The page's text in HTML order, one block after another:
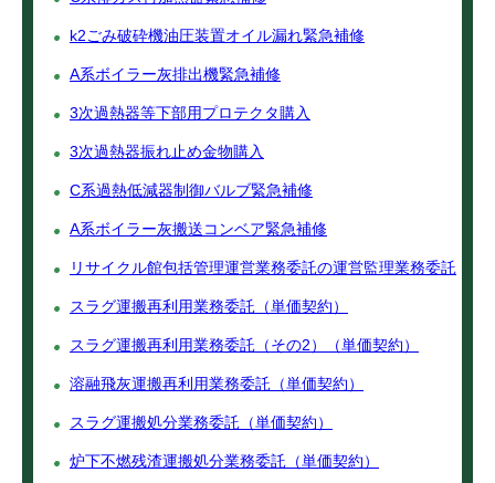
k2ごみ破砕機油圧装置オイル漏れ緊急補修
A系ボイラー灰排出機緊急補修
3次過熱器等下部用プロテクタ購入
3次過熱器振れ止め金物購入
C系過熱低減器制御バルブ緊急補修
A系ボイラー灰搬送コンベア緊急補修
リサイクル館包括管理運営業務委託の運営監理業務委託
スラグ運搬再利用業務委託（単価契約）
スラグ運搬再利用業務委託（その2）（単価契約）
溶融飛灰運搬再利用業務委託（単価契約）
スラグ運搬処分業務委託（単価契約）
炉下不燃残渣運搬処分業務委託（単価契約）